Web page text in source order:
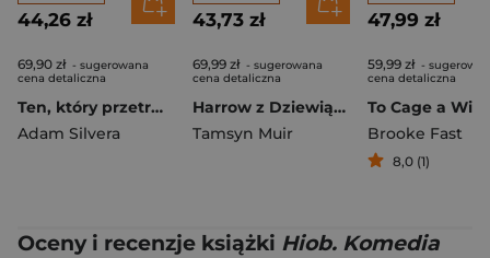
44,26 zł
69,90 zł - sugerowana
cena detaliczna
Ten, który przetrwał ostatni dzień
Adam Silvera
43,73 zł
69,99 zł - sugerowana
cena detaliczna
Harrow z Dziewiątego
Tamsyn Muir
47,99 zł
59,99 zł -
cena detaliczna
Brooke Fast
8,0 (1)
Oceny i recenzje książki Hiob. Komedia